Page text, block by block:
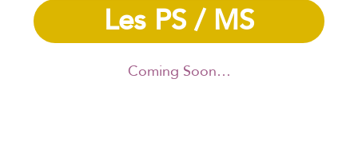
Les PS / MS
Coming Soon…